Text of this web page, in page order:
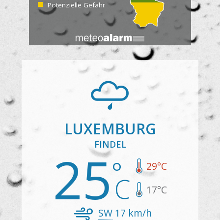
Potenzielle Gefahr
LUXEMBURG
FINDEL
25 29°C
17°C
SW17 km/h